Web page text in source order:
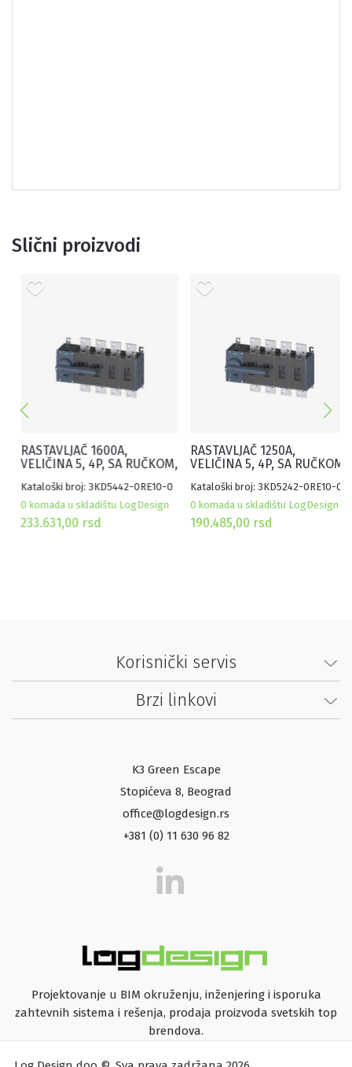
Slični proizvodi
RASTAVLJAČ 1600A,
VELIČINA 5, 4P, SA RUČKOM,
Kataloški broj: 3KD5442-0RE10-0
0 komada u skladištu LogDesign
233.631,00rsd
RASTAVLJAČ 1250A,
VELIČINA 5, 4P, SA RUČKOM,
Kataloški broj: 3KD5242-0RE10-0
0 komada u skladištu LogDesign
190.485,00rsd
Korisnički servis
Brzi linkovi
K3 Green Escape
Stopićeva 8, Beograd
office@logdesign.rs
+381 (0) 11 630 96 82
Projektovanje u BIM okruženju, inženjering i isporuka
zahtevnih sistema i rešenja, prodaja proizvoda svetskih top
brendova.